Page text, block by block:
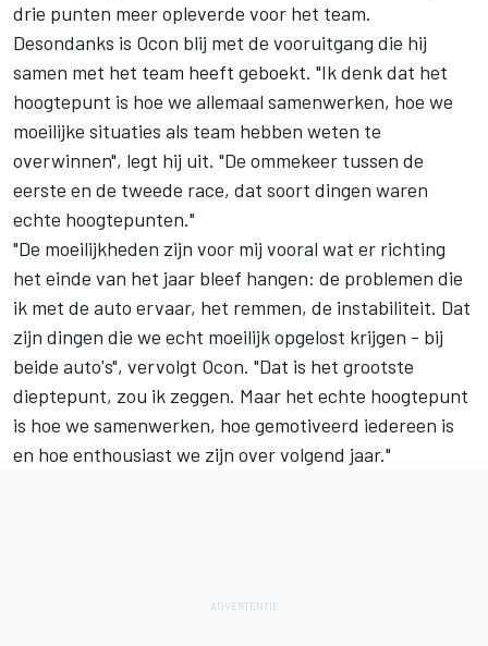
drie punten meer opleverde voor het team.
Desondanks is Ocon blij met de vooruitgang die hij
samen met het team heeft geboekt. "Ik denk dat het
hoogtepunt is hoe we allemaal samenwerken, hoe we
moeilijke situaties als team hebben weten te
overwinnen", legt hij uit. "De ommekeer tussen de
eerste en de tweede race, dat soort dingen waren
echte hoogtepunten."
"De moeilijkheden zijn voor mij vooral wat er richting
het einde van het jaar bleef hangen: de problemen die
ik met de auto ervaar, het remmen, de instabiliteit. Dat
zijn dingen die we echt moeilijk opgelost krijgen - bij
beide auto's", vervolgt Ocon. "Dat is het grootste
dieptepunt, zou ik zeggen. Maar het echte hoogtepunt
is hoe we samenwerken, hoe gemotiveerd iedereen is
en hoe enthousiast we zijn over volgend jaar."